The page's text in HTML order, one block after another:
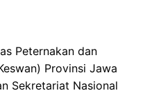
Peternakan dan
Provinsi Jawa
Sekretariat Nasional